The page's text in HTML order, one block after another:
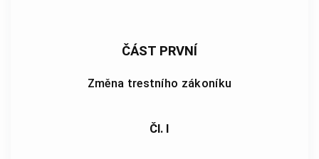
ČÁST PRVNÍ
Změna trestního zákoníku
Čl. I